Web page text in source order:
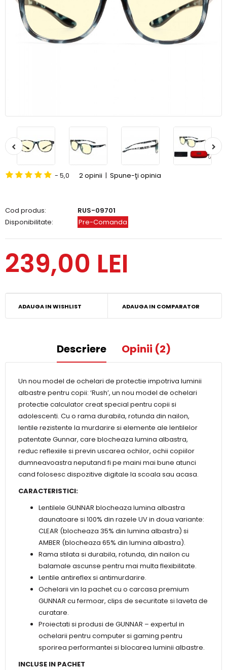
- 5,0 2 opinii | Spune-ţi opinia
Cod produs:
RUS-09701
Disponibilitate:
Pre-Comanda
239,00 LEI
ADAUGA IN WISHLIST ADAUGA IN COMPARATOR
Descriere Opinii (2)
Un nou model de ochelari de protectie impotriva luminii
albastre pentru copii: ‘Rush’, un nou model de ochelari
protectie calculator creat special pentru copii si
adolescenti. Cu o rama durabila, rotunda din nailon,
lentile rezistente la murdarire si elemente ale lentilelor
patentate Gunnar, care blocheaza lumina albastra,
reduc reflexiile si previn uscarea ochilor, ochii copiilor
dumneavoastra neputand fi pe maini mai bune atunci
cand folosesc dispozitive digitale la scoala sau acasa.
CARACTERISTICI:
Lentilele GUNNAR blocheaza lumina albastra
daunatoare si 100% din razele UV in doua variante:
CLEAR (blocheaza 35% din lumina albastra) si
AMBER (blocheaza 65% din lumina albastra).
Rama stilata si durabila, rotunda, din nailon cu
balamale ascunse pentru mai multa flexibilitate.
Lentile antireflex si antimurdarire.
Ochelarii vin la pachet cu o carcasa premium
GUNNAR cu fermoar, clips de securitate si laveta de
curatare.
Proiectati si produsi de GUNNAR – expertul in
ochelarii pentru computer si gaming pentru
sporirea performantei si blocarea luminii albastre.
INCLUSE IN PACHET